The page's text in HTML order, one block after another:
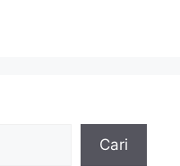
Cari